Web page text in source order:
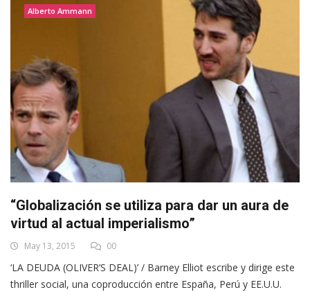
Alberto Ammann
“Globalización se utiliza para dar un aura de
virtud al actual imperialismo”
May 13, 2015 00
‘LA DEUDA (OLIVER’S DEAL)’ / Barney Elliot escribe y dirige este
thriller social, una coproducción entre España, Perú y EE.U.U.